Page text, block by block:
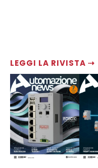
LEGGI LA RIVISTA ⇢